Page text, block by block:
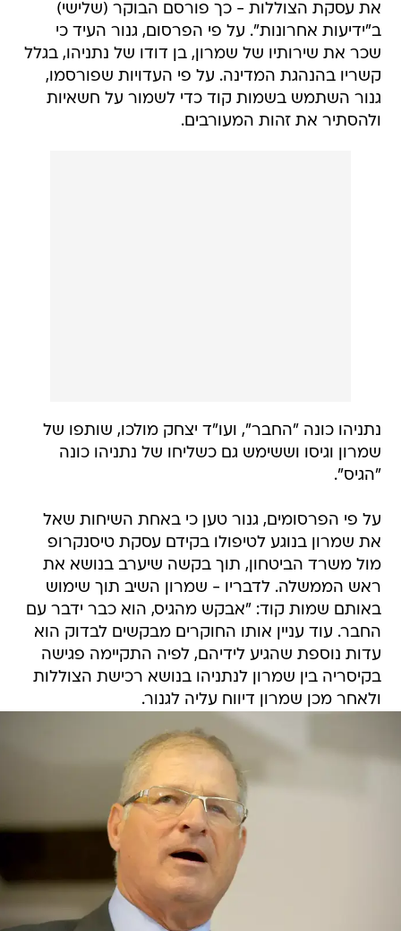
את עסקת הצוללות - כך פורסם הבוקר (שלישי)
ב"ידיעות אחרונות". על פי הפרסום, גנור העיד כי
שכר את שירותיו של שמרון, בן דודו של נתניהו, בגלל
קשריו בהנהגת המדינה. על פי העדויות שפורסמו,
גנור השתמש בשמות קוד כדי לשמור על חשאיות
ולהסתיר את זהות המעורבים.
נתניהו כונה "החבר", ועו"ד יצחק מולכו, שותפו של
שמרון וגיסו וששימש גם כשליחו של נתניהו כונה
"הגיס".
על פי הפרסומים, גנור טען כי באחת השיחות שאל
את שמרון בנוגע לטיפולו בקידם עסקת טיסנקרופ
מול משרד הביטחון, תוך בקשה שיערב בנושא את
ראש הממשלה. לדבריו - שמרון השיב תוך שימוש
באותם שמות קוד: "אבקש מהגיס, הוא כבר ידבר עם
החבר. עוד עניין אותו החוקרים מבקשים לבדוק הוא
עדות נוספת שהגיע לידיהם, לפיה התקיימה פגישה
בקיסריה בין שמרון לנתניהו בנושא רכישת הצוללות
ולאחר מכן שמרון דיווח עליה לגנור.